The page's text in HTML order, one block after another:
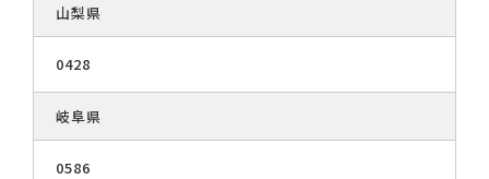
山梨県
0428
岐阜県
0586